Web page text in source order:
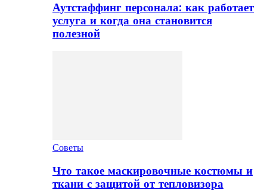
Аутстаффинг персонала: как работает
услуга и когда она становится
полезной
Советы
Что такое маскировочные костюмы и
ткани с защитой от тепловизора